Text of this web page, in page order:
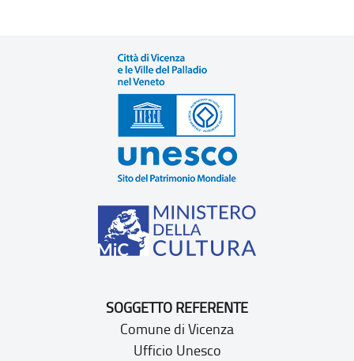
SOGGETTO REFERENTE
Comune di Vicenza
Ufficio Unesco